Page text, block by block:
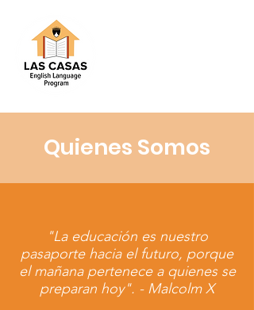
Quienes Somos
"La educación es nuestro
pasaporte hacia el futuro, porque
el mañana pertenece a quienes se
preparan hoy". - Malcolm X